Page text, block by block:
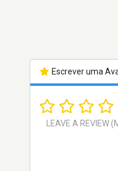
Escrever uma